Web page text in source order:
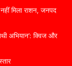
मिला राशन, जनपद
अभियान’: क्विज और